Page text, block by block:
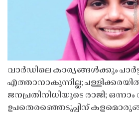
വാർഡിലെ കാര്യങ്ങൾക്കും
എത്താനാകുന്നില്ല;
ജനപ്രതിനിധിയുടെ രാജി;
ഉപതെരഞ്ഞെടുപ്പിന്